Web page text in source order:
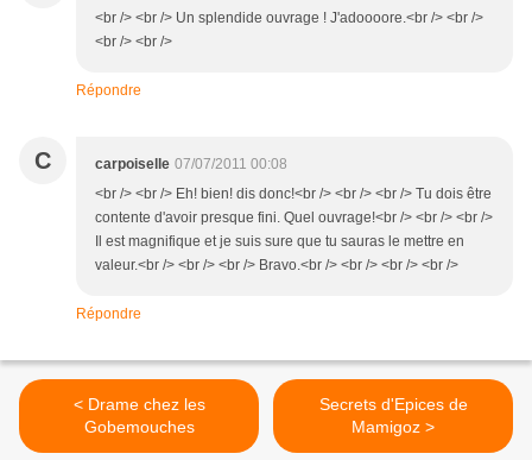
<br /> <br /> Un splendide ouvrage ! J'adoooore.<br /> <br />
<br /> <br />
Répondre
C carpoiselle 07/07/2011 00:08
<br /> <br /> Eh! bien! dis donc!<br /> <br /> <br /> Tu dois être
contente d'avoir presque fini. Quel ouvrage!<br /> <br /> <br />
Il est magnifique et je suis sure que tu sauras le mettre en
valeur.<br /> <br /> <br /> Bravo.<br /> <br /> <br /> <br />
Répondre
< Drame chez les
Gobemouches
Secrets d'Epices de
Mamigoz >